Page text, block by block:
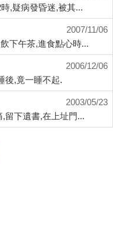
,疑病發昏迷,被其...
2007/11/06
下午茶,進食點心時...
2006/12/06
後,竟一睡不起.
2003/05/23
留下遺書,在上址門...